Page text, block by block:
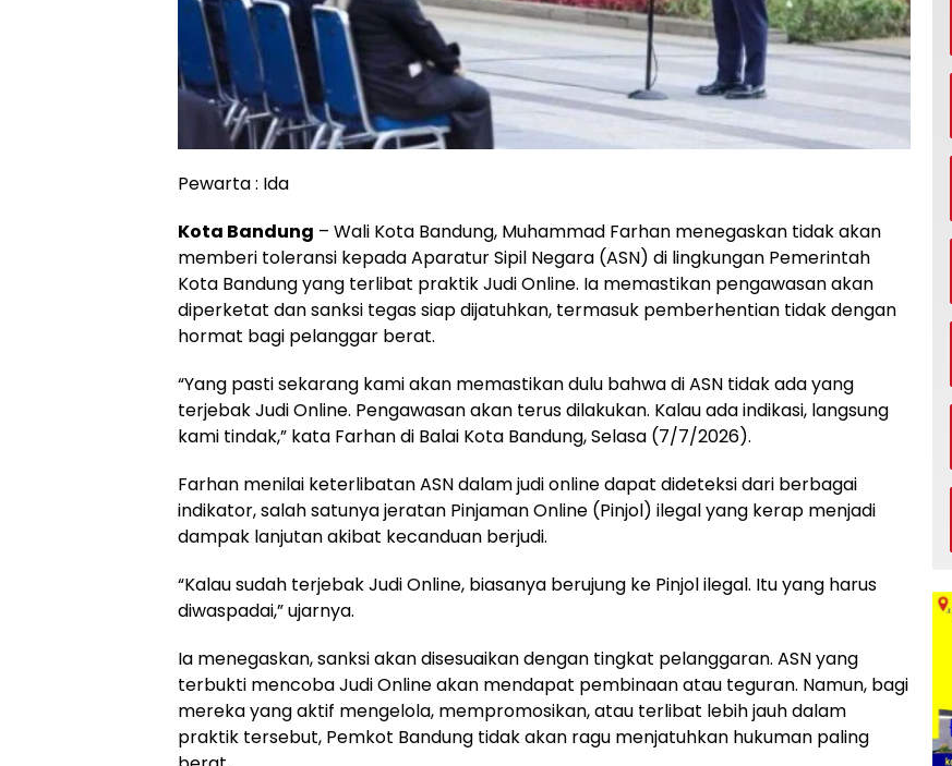
Pewarta : Ida
Kota Bandung – Wali Kota Bandung, Muhammad Farhan menegaskan tidak akan
memberi toleransi kepada Aparatur Sipil Negara (ASN) di lingkungan Pemerintah
Kota Bandung yang terlibat praktik Judi Online. Ia memastikan pengawasan akan
diperketat dan sanksi tegas siap dijatuhkan, termasuk pemberhentian tidak dengan
hormat bagi pelanggar berat.
“Yang pasti sekarang kami akan memastikan dulu bahwa di ASN tidak ada yang
terjebak Judi Online. Pengawasan akan terus dilakukan. Kalau ada indikasi, langsung
kami tindak,” kata Farhan di Balai Kota Bandung, Selasa (7/7/2026).
Farhan menilai keterlibatan ASN dalam judi online dapat dideteksi dari berbagai
indikator, salah satunya jeratan Pinjaman Online (Pinjol) ilegal yang kerap menjadi
dampak lanjutan akibat kecanduan berjudi.
“Kalau sudah terjebak Judi Online, biasanya berujung ke Pinjol ilegal. Itu yang harus
diwaspadai,” ujarnya.
Ia menegaskan, sanksi akan disesuaikan dengan tingkat pelanggaran. ASN yang
terbukti mencoba Judi Online akan mendapat pembinaan atau teguran. Namun, bagi
mereka yang aktif mengelola, mempromosikan, atau terlibat lebih jauh dalam
praktik tersebut, Pemkot Bandung tidak akan ragu menjatuhkan hukuman paling